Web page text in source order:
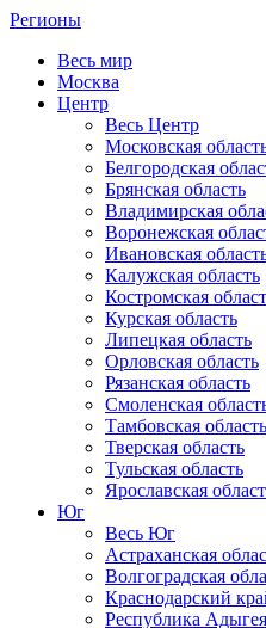
Регионы
Весь мир
Москва
Центр
Весь Центр
Московская
Белгородская
Брянская область
Владимирская
Воронежская
Ивановская
Калужская область
Костромская
Курская область
Липецкая область
Орловская область
Рязанская область
Смоленская
Тамбовская область
Тверская область
Тульская область
Ярославская
Юг
Весь Юг
Астраханская
Волгоградская
Краснодарский
Республика Адыгея